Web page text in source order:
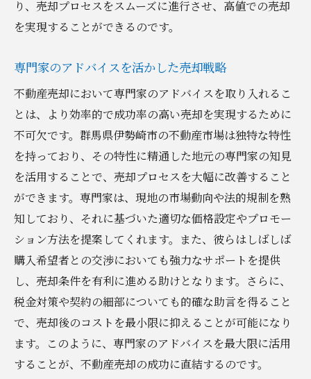
り、売却プロセスをスムーズに進行させ、高値での売却
を実現することができるのです。
専門家のアドバイスを活かした売却戦略
不動産売却において専門家のアドバイスを取り入れるこ
とは、より効率的で成功率の高い売却を実現するために
不可欠です。群馬県伊勢崎市の不動産市場は独特な特性
を持っており、その特性に精通した地元の専門家の知見
を活用することで、売却プロセスを大幅に改善すること
ができます。専門家は、現地の市場動向や法的規制を熟
知しており、それに基づいた適切な価格設定やプロモー
ション方法を提案してくれます。また、彼らはしばしば
購入希望者との交渉においても強力なサポートを提供
し、売却条件を有利に進める助けとなります。さらに、
税金対策や契約の細部についても的確な助言を得ること
で、売却後のコストを最小限に抑えることが可能になり
ます。このように、専門家のアドバイスを最大限に活用
することが、不動産売却の成功に直結するのです。